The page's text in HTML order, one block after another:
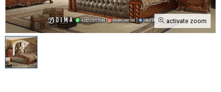
activate zoom